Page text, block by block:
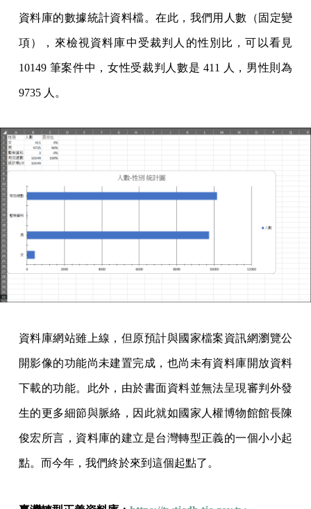
資料庫的數據統計資料檔。在此，我們用人數（固定變
項），來檢視資料庫中受裁判人的性別比，可以看見
10149 筆案件中，女性受裁判人數是 411 人，男性則為
9735 人。
資料庫網站雖上線，但原預計與國家檔案資訊網瀏覽公
開影像的功能尚未建置完成，也尚未有資料庫開放資料
下載的功能。此外，由於書面資料並無法呈現審判外發
生的更多細節與脈絡，因此就如國家人權博物館館長陳
俊宏所言，資料庫的建立是台灣轉型正義的一個小小起
點。而今年，我們終於來到這個起點了。